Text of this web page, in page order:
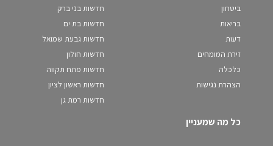
ביטחון
בריאות
דעות
זירת המומחים
כלכלה
הצהרת נגישות
חדשות בני ברק
חדשות בת ים
חדשות גבעת שמואל
חדשות חולון
חדשות פתח תקווה
חדשות ראשון לציון
חדשות רמת גן
כל מה שמעניין